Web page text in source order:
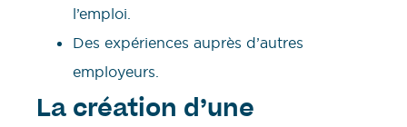
l’emploi.
Des expériences auprès d’autres
employeurs.
La création d’une